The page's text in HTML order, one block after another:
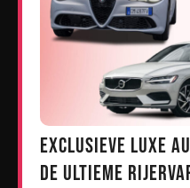
Exclusieve Luxe
de Ultieme